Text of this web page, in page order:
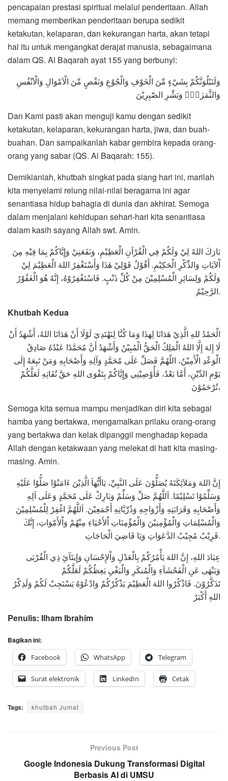
pencapaian prestasi spiritual melalui penderitaan. Allah
memang memberikan penderitaan berupa sedikit
ketakutan, kelaparan, dan kekurangan harta, akan tetapi
hal itu untuk mengangkat derajat manusia, sebagaimana
dalam QS. Al Baqarah ayat 155 yang berbunyi:
وَلَنَبْلُوَنَّكُمْ بِشَيْءٍ مِّنَ الْخَوْفِ وَالْجُوْعِ وَنَقْصٍ مِّنَ الْاَمْوَالِ وَالْاَنْفُسِ
وَالثَّمَرٰتِۗ وَبَشِّرِ الصّٰبِرِيْنَ
Dan Kami pasti akan menguji kamu dengan sedikit
ketakutan, kelaparan, kekurangan harta, jiwa, dan buah-
buahan. Dan sampaikanlah kabar gembira kepada orang-
orang yang sabar (QS. Al Baqarah: 155).
Demikianlah, khutbah singkat pada siang hari ini, marilah
kita menyelami relung nilai-nilai beragama ini agar
senantiasa hidup bahagia di dunia dan akhirat. Semoga
dalam menjalani kehidupan sehari-hari kita senantiasa
dalam kasih sayang Allah swt. Amin.
بَارَكَ اللهُ لِيْ وَلَكُمْ فِي الْقُرْآنِ الْعَظِيْمِ، وَنَفَعَنِيْ وَإِيَّاكُمْ بِمَا فِيْهِ مِنَ
اْلآيَاتِ وَالذِّكْرِ الْحَكِيْمِ. أَقُوْلُ قَوْلِيْ هَذَا وَأَسْتَغْفِرُ اللهَ الْعَظِيْمَ لِيْ
وَلَكُمْ وَلِسَائِرِ الْمُسْلِمِيْنَ مِنْ كُلِّ ذَنْبٍ. فَاسْتَغْفِرُوْهُ، إِنَّهُ هُوَ الْغَفُوْرُ
الرَّحِيْمُ.
Khutbah Kedua
الْحَمْدُ للهِ الَّذِيْ هَدَانَا لِهذَا وَمَا كُنَّا لِنَهْتَدِيَ لَوْلَا أَنْ هَدَانَا اللهُ، أَشْهَدُ أَنْ
لَا إِلهَ إِلَّا اللهُ الْمَلِكُ الْحَقُّ الْمُبِيْنُ وَأَشْهَدُ أَنَّ مُحَمَّدًا عَبْدُهُ صَادِقُ
الْوَعْدِ الْأَمِيْنُ، اللّهُمَّ فَصَلِّ عَلَى مُحَمَّدٍ وَآلِهِ وَأَصْحَابِهِ وَمَنْ تَبِعَهُ إِلَى
يَوْمِ الدِّيْنِ، أَمَّا بَعْدُ، فَأُوْصِيْنِي وَإِيَّاكُمْ بِتَقْوَى اللهِ حَقَّ تُقَاتِهِ لَعَلَّكُمْ
تُرْحَمُوْنَ،
Semoga kita semua mampu menjadikan diri kita sebagai
hamba yang bertakwa, mengamalkan prilaku orang-orang
yang bertakwa dan kelak dipanggil menghadap kepada
Allah dengan ketakwaan yang melekat di hati kita masing-
masing. Amin.
إِنَّ اللهَ وَمَلاَئِكَتَهُ يُصَلُّوْنَ عَلَى النَّبِيِّ، يَاأَيُّهاَ الَّذِيْنَ ءَامَنُوْا صَلُّوْا عَلَيْهِ
وَسَلِّمُوْا تَسْلِيْمًا.اَللَّهُمَّ صَلِّ وَسَلِّمْ وَبَارِكْ عَلَى مُحَمَّدٍ وَعَلَى آلِهِ
وَأَصْحَابِهِ وَقَرَابَتِهِ وَأَزْوَاجِهِ وَذُرِّيَّاتِهِ أَجْمَعِيْنَ.اَللَّهُمَّ اغْفِرْ لِلْمُسْلِمِيْنَ
وَالْمُسْلِمَاتِ وَالْمُؤْمِنِيْنَ وَالْمُؤْمِنَاتِ اْلأَحْيَاءِ مِنْهُمْ وَاْلأَمْوَاتِ، إِنَّكَ
قَرِيْبٌ مُجِيْبُ الدَّعَوَاتِ وَيَا قَاضِيَ الْحَاجَاتِ.
عِبَادَ اللهِ، إِنَّ اللهَ يَأْمُرُكُمْ بِالْعَدْلِ وَاْلإِحْسَانِ وَإِيتَآئِ ذِي الْقُرْبَى
وَيَنْهَى عَنِ الْفَحْشَآءِ وَالْمُنكَرِ وَالْبَغْيِ يَعِظُكُمْ لَعَلَّكُمْ
تَذَكَّرُوْنَ. فَاذْكُرُوا اللهَ الْعَظِيْمَ يَذْكُرْكُمْ وَادْعُوْهُ يَسْتَجِبْ لَكُمْ وَلَذِكْرُ
اللهِ أَكْبَرُ
Penulis: Ilham Ibrahim
Bagikan ini:
Facebook
WhatsApp Telegram
Surat elektronik LinkedIn Cetak
Tags: khutbah Jumat
Previous Post
Google Indonesia Dukung Transformasi Digital
Berbasis AI di UMSU